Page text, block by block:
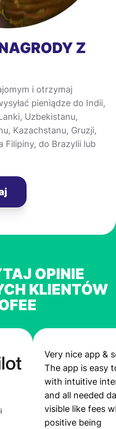
Z
i otrzymaj
pieniądze do Indii,
Uzbekistanu,
Kazachstanu, Gruzji,
Filipiny, do Brazylii lub
OPINIE
KLIENTÓW
Very nice app &
The app is easy
with intuitive
and all needed
visible like fees
positive being